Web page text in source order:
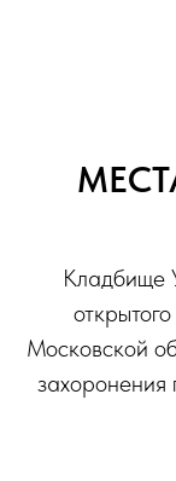
Кладбище
Московской
захоронения